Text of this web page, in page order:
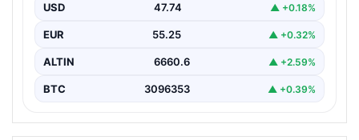
Türksat 3A uydusu, uzun yıllardır ülke radyo ve
USD 47.74 ▲ +0.18%
EUR 55.25 ▲ +0.32%
ALTIN 6660.6 ▲ +2.59%
BTC 3096353 ▲ +0.39%